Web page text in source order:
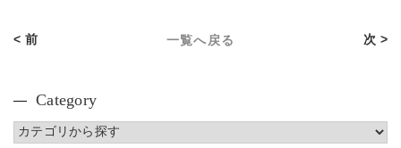
一覧へ戻る
< 前 次 >
Category